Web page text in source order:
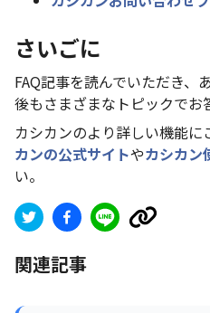
さいごに
FAQ記事を読んでいただき、
後もさまざまなトピックでお
カシカンのより詳しい機能に
カンの公式サイトやカシカン
い。
関連記事